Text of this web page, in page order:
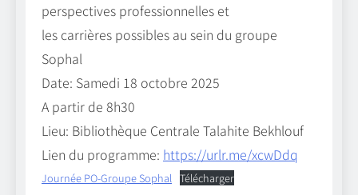
perspectives professionnelles et
les carrières possibles au sein du groupe
Sophal
Date: Samedi 18 octobre 2025
A partir de 8h30
Lieu: Bibliothèque Centrale Talahite Bekhlouf
Lien du programme: https://urlr.me/xcwDdq
Journée PO-Groupe Sophal Télécharger